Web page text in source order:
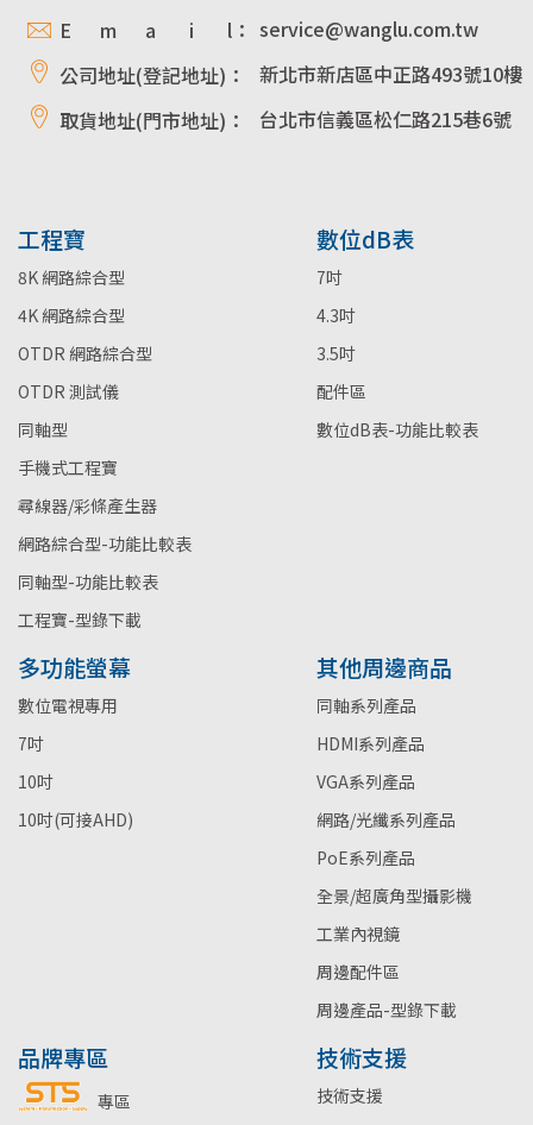
E m a i l： service@wanglu.com.tw
公司地址(登記地址)：
新北市新店區中正路493號10樓
取貨地址(門市地址)：
台北市信義區松仁路215巷6號
工程寶
8K 網路綜合型
4K 網路綜合型
OTDR 網路綜合型
OTDR 測試儀
同軸型
手機式工程寶
尋線器/彩條產生器
網路綜合型-功能比較表
同軸型-功能比較表
工程寶-型錄下載
數位dB表
7吋
4.3吋
3.5吋
配件區
數位dB表-功能比較表
多功能螢幕
數位電視專用
7吋
10吋
10吋(可接AHD)
其他周邊商品
同軸系列產品
HDMI系列產品
VGA系列產品
網路/光纖系列產品
PoE系列產品
全景/超廣角型攝影機
工業內視鏡
周邊配件區
周邊產品-型錄下載
品牌專區
專區
技術支援
技術支援